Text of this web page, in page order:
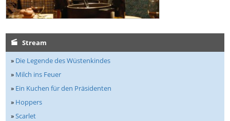
Stream
» Die Legende des Wüstenkindes
» Milch ins Feuer
» Ein Kuchen für den Präsidenten
» Hoppers
»Scarlet